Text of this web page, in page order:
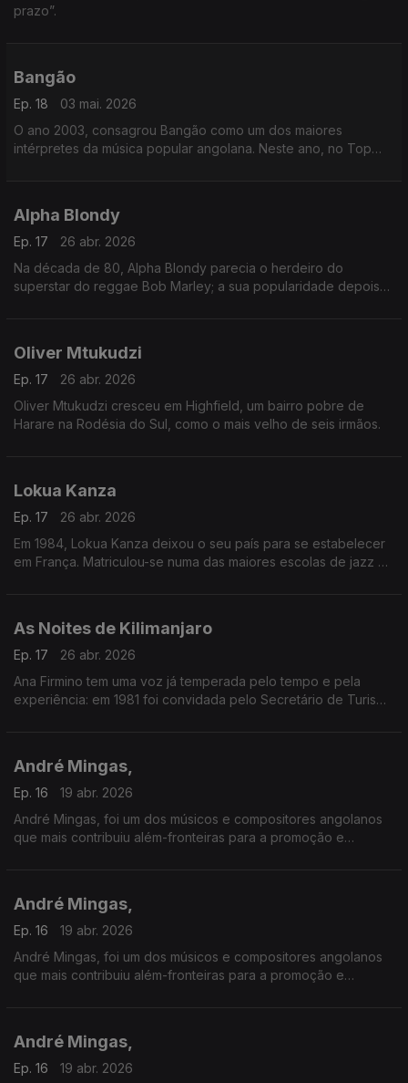
prazo”.
Bangão
Ep. 18
03 mai. 2026
O ano 2003, consagrou Bangão como um dos maiores
intérpretes da música popular angolana. Neste ano, no Top
Alpha Blondy
Ep. 17
26 abr. 2026
Na década de 80, Alpha Blondy parecia o herdeiro do
superstar do reggae Bob Marley; a sua popularidade depois
Oliver Mtukudzi
Ep. 17
26 abr. 2026
Oliver Mtukudzi cresceu em Highfield, um bairro pobre de
Harare na Rodésia do Sul, como o mais velho de seis irmãos.
Lokua Kanza
Ep. 17
26 abr. 2026
Em 1984, Lokua Kanza deixou o seu país para se estabelecer
em França. Matriculou-se numa das maiores escolas de jazz da
As Noites de Kilimanjaro
Ep. 17
26 abr. 2026
Ana Firmino tem uma voz já temperada pelo tempo e pela
experiência: em 1981 foi convidada pelo Secretário de Turismo
André Mingas,
Ep. 16
19 abr. 2026
André Mingas, foi um dos músicos e compositores angolanos
que mais contribuiu além-fronteiras para a promoção e
André Mingas,
Ep. 16
19 abr. 2026
André Mingas, foi um dos músicos e compositores angolanos
que mais contribuiu além-fronteiras para a promoção e
André Mingas,
Ep. 16
19 abr. 2026